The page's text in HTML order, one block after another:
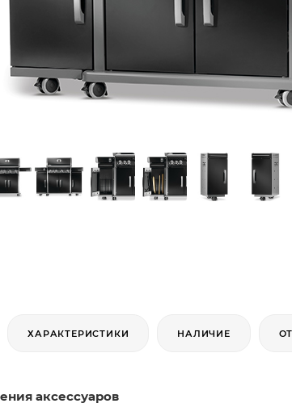
ХАРАКТЕРИСТИКИ НАЛИЧИЕ
аксессуаров